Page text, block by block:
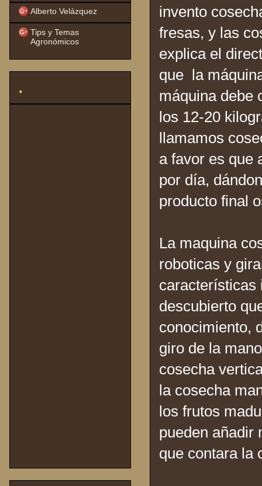
invento
fresas, y las
explica el
que la
máquina debe
los 12-20
llamamos
a favor es que
por día,
producto final
La maquina
roboticas y
características
descubierto
conocimiento,
giro de la
cosecha
la cosecha
los frutos
pueden añadir
que contara la
Alberto Velázquez
Tips y Temas
Agronómicos
.